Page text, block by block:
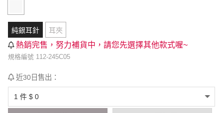
純銀耳針 耳夾
熱銷完售，努力補貨中，請您先選擇其他款式喔~
規格編號 112-245C05
近30日售出：